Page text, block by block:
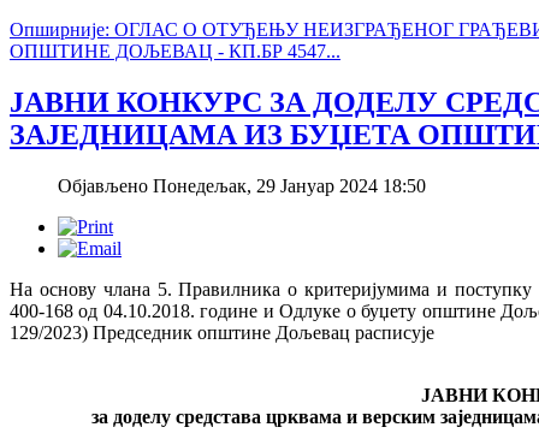
Опширније: ОГЛАС О ОТУЂЕЊУ НЕИЗГРАЂЕНОГ
ОПШТИНЕ ДОЉЕВАЦ - КП.БР 4547...
ЈАВНИ КОНКУРС ЗА ДОДЕЛУ
ЗАЈЕДНИЦАМА ИЗ БУЏЕТА
Објављено Понедељак, 29 Јануар 2024 18:50
На основу члана 5. Правилника о критеријумима и поступку
400-168 од 04.10.2018. године и Одлуке о буџету општине
129/2023) Председник општине Дољевац расписује
JАВНИ
за доделу средстава црквама и верским